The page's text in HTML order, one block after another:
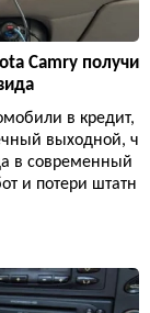
Camry получи
в кредит,
выходной, ч
в современный
и потери штатн